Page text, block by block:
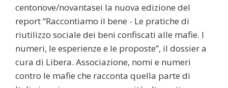
centonove/novantasei la nuova edizione del
report “Raccontiamo il bene - Le pratiche di
riutilizzo sociale dei beni confiscati alle mafie. I
numeri, le esperienze e le proposte”, il dossier a
cura di Libera. Associazione, nomi e numeri
contro le mafie che racconta quella parte di